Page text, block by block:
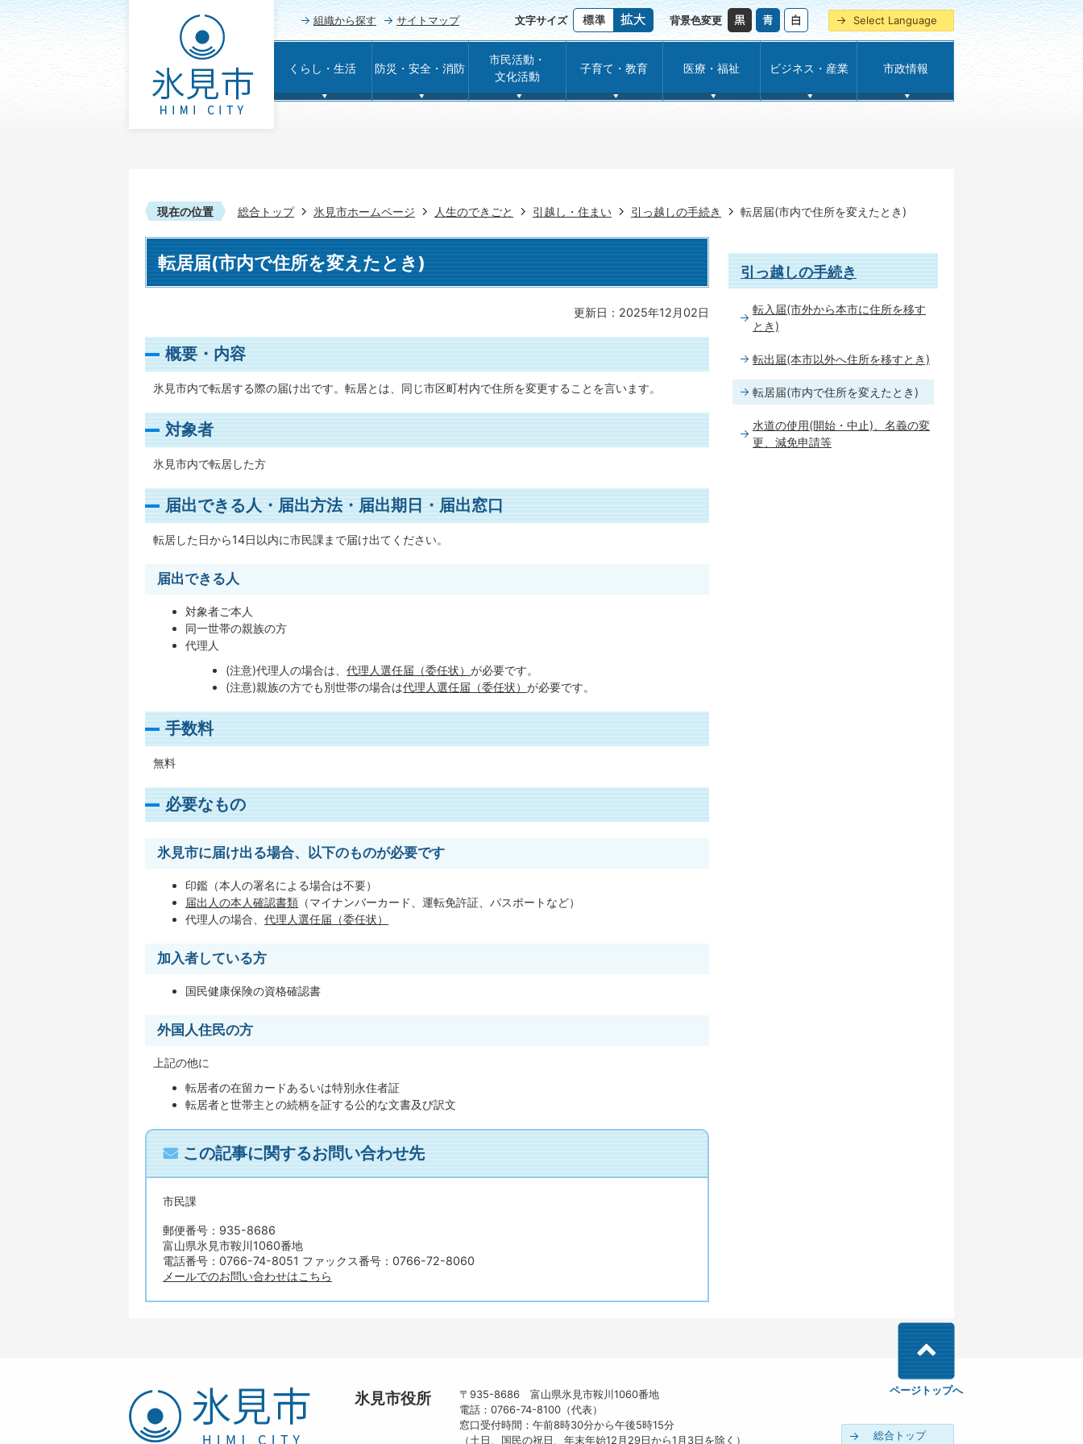
組織から探す サイトマップ 文字サイズ 背景色変更 Select Language
くらし・生活 防災・安全・消防
市民活動・
文化活動
子育て・教育 医療・福祉 ビジネス・産業 市政情報
現在の位置 総合トップ 氷見市ホームページ 人生のできごと 引越し・住まい 引っ越しの手続き 転居届(市内で住所を変えたとき)
転居届(市内で住所を変えたとき)
更新日：2025年12月02日
概要・内容
氷見市内で転居する際の届け出です。転居とは、同じ市区町村内で住所を変更することを言います。
対象者
氷見市内で転居した方
届出できる人・届出方法・届出期日・届出窓口
転居した日から14日以内に市民課まで届け出てください。
届出できる人
対象者ご本人
同一世帯の親族の方
代理人
(注意)代理人の場合は、代理人選任届（委任状）が必要です。
(注意)親族の方でも別世帯の場合は代理人選任届（委任状）が必要です。
手数料
無料
必要なもの
氷見市に届け出る場合、以下のものが必要です
印鑑（本人の署名による場合は不要）
届出人の本人確認書類 （マイナンバーカード、運転免許証、パスポートなど）
代理人の場合、代理人選任届（委任状）
加入者している方
国民健康保険の資格確認書
外国人住民の方
上記の他に
転居者の在留カードあるいは特別永住者証
転居者と世帯主との続柄を証する公的な文書及び訳文
この記事に関するお問い合わせ先
市民課
郵便番号：935-8686
富山県氷見市鞍川1060番地
電話番号：0766-74-8051 ファックス番号：0766-72-8060
メールでのお問い合わせはこちら
引っ越しの手続き
転入届(市外から本市に住所を移す
とき)
転出届(本市以外へ住所を移すとき)
転居届(市内で住所を変えたとき)
水道の使用(開始・中止)、名義の変
更、減免申請等
ページトップへ
氷
見
市
HIMI
氷見市役所
〒935-8686 富山県氷見市鞍川1060番地
電話：0766-74-8100（代表）
窓口受付時間：午前8時30分から午後5時15分
（土日、国民の祝日、年末年始12月29日から1月3日を除く）
総合トップ